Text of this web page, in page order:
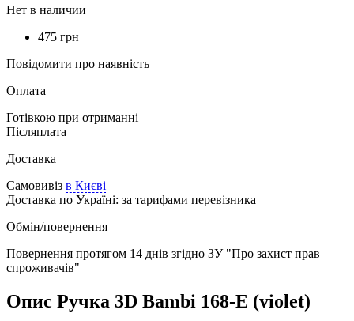
Нет в наличии
475 грн
Повідомити про наявність
Оплата
Готівкою при отриманні
Післяплата
Доставка
Самовивіз в Києві
Доставка по Україні: за тарифами перевізника
Обмін/повернення
Повернення протягом 14 днів згідно ЗУ "Про захист прав
спроживачів"
Опис Ручка 3D Bambi 168-E (violet)